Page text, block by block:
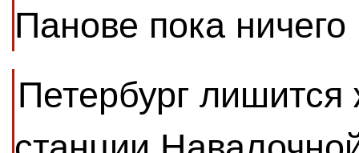
Панове пока ничего
Петербург